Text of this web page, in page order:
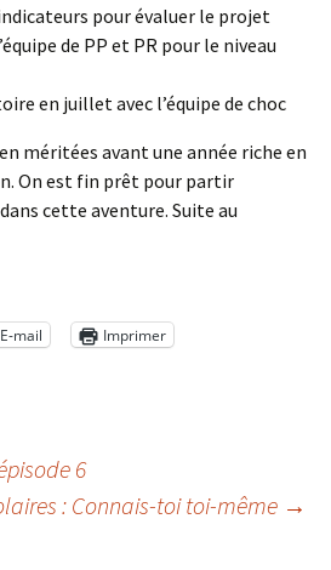
pour évaluer le projet
de PP et PR pour le niveau
en juillet avec l’équipe de choc
méritées avant une année riche en
On est fin prêt pour partir
cette aventure. Suite au
E-mail Imprimer
6
: Connais-toi toi-même →